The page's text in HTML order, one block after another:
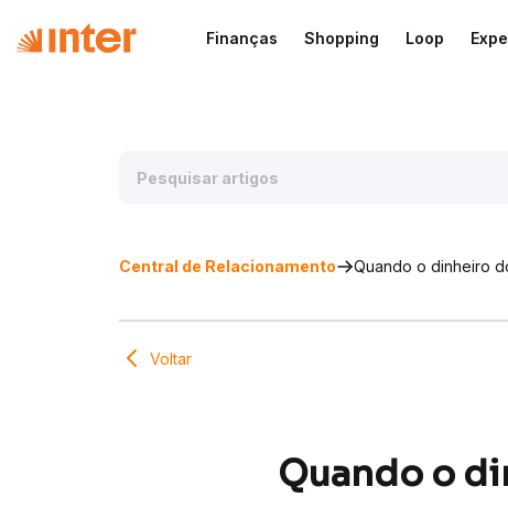
Finanças Shopping Loop
Central de Relacionamento Quando o dinheiro
Voltar
Quando o